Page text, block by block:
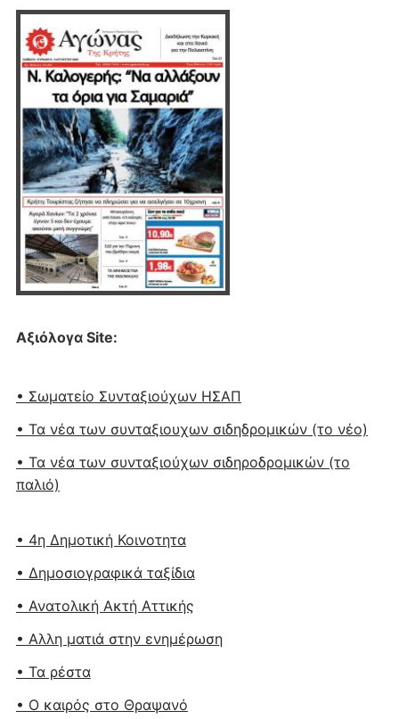
Αξιόλογα Site:
• Σωματείο Συνταξιούχων ΗΣΑΠ
• Τα νέα των συνταξιουχων σιδηδρομικών (το νέο)
• Τα νέα των συνταξιούχων σιδηροδρομικών (το
παλιό)
• 4η Δημοτική Κοινοτητα
• Δημοσιογραφικά ταξίδια
• Ανατολική Ακτή Αττικής
• Αλλη ματιά στην ενημέρωση
• Τα ρέστα
• Ο καιρός στο Θραψανό